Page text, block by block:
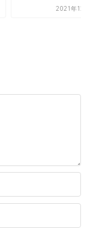
2021年12